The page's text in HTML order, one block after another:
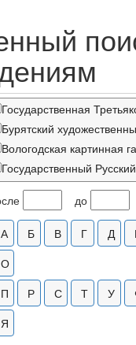
Государственная
Бурятский
Вологодская картинная
Государственный
Государственный музей
Ивановское
Национальный музей
Национальный
Ставропольский музей
Частное собрание
до